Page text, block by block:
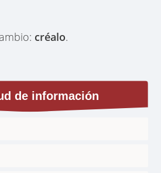
créalo.
de información